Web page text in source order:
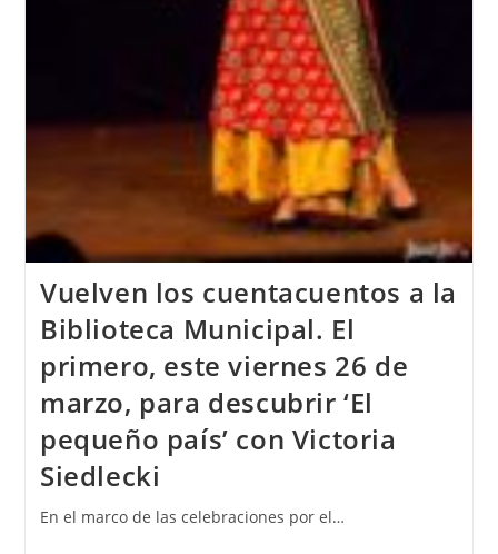
Vuelven los cuentacuentos a la
Biblioteca Municipal. El
primero, este viernes 26 de
marzo, para descubrir ‘El
pequeño país’ con Victoria
Siedlecki
En el marco de las celebraciones por el…